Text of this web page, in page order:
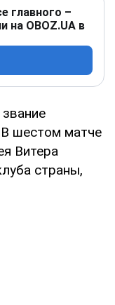
главного –
на OBOZ.UA в
шестом матче
Витера
страны,